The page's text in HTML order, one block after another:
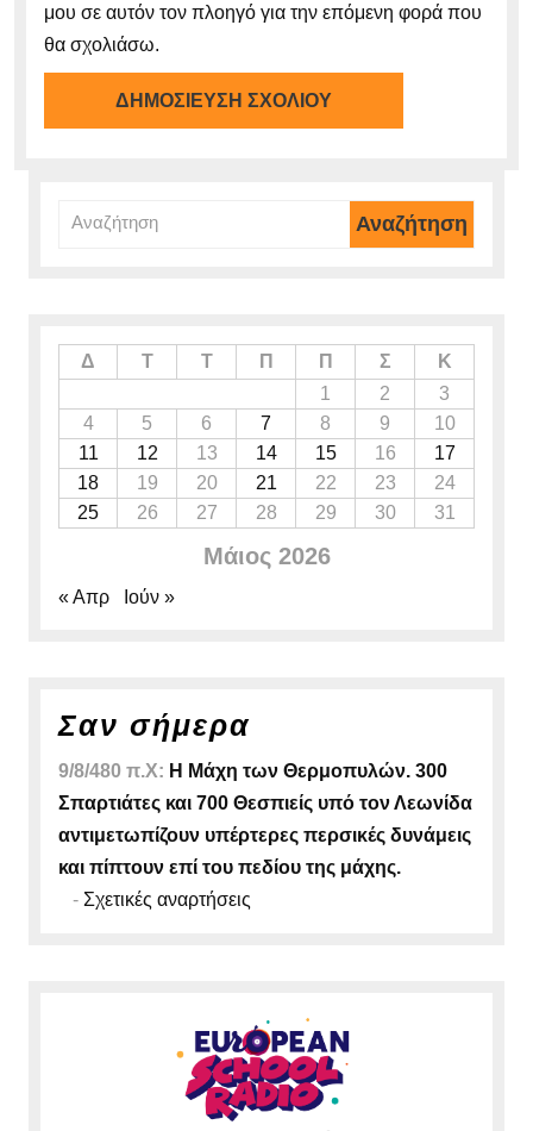
μου σε αυτόν τον πλοηγό για την επόμενη φορά που
θα σχολιάσω.
Αναζήτηση
Μάιος 2026
Δ Τ Τ Π Π Σ
Κ
1
2
3
4
5 6 7 8 9
10
11
12 13 14 15 16
17
18
19 20 21 22 23
24
25
26 27 28 29 30 31
« Απρ Ιούν »
Σαν σήμερα
9/8/480 π.Χ: Η Μάχη των Θερμοπυλών. 300
Σπαρτιάτες και 700 Θεσπιείς υπό τον Λεωνίδα
αντιμετωπίζουν υπέρτερες περσικές δυνάμεις
και πίπτουν επί του πεδίου της μάχης.
- Σχετικές αναρτήσεις